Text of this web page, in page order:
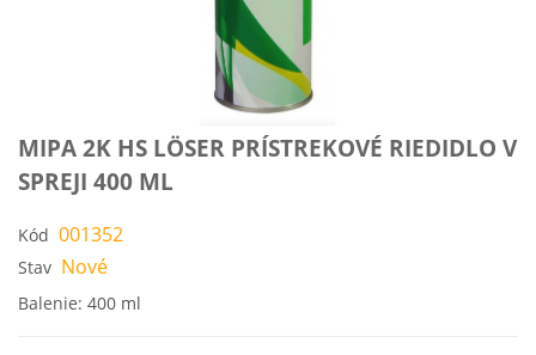
MIPA 2K HS LÖSER PRÍSTREKOVÉ RIEDIDLO V
SPREJI 400 ML
Kód 001352
Stav Nové
Balenie: 400 ml